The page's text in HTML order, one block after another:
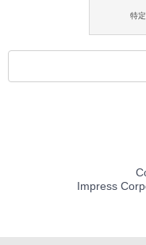
特
Impress